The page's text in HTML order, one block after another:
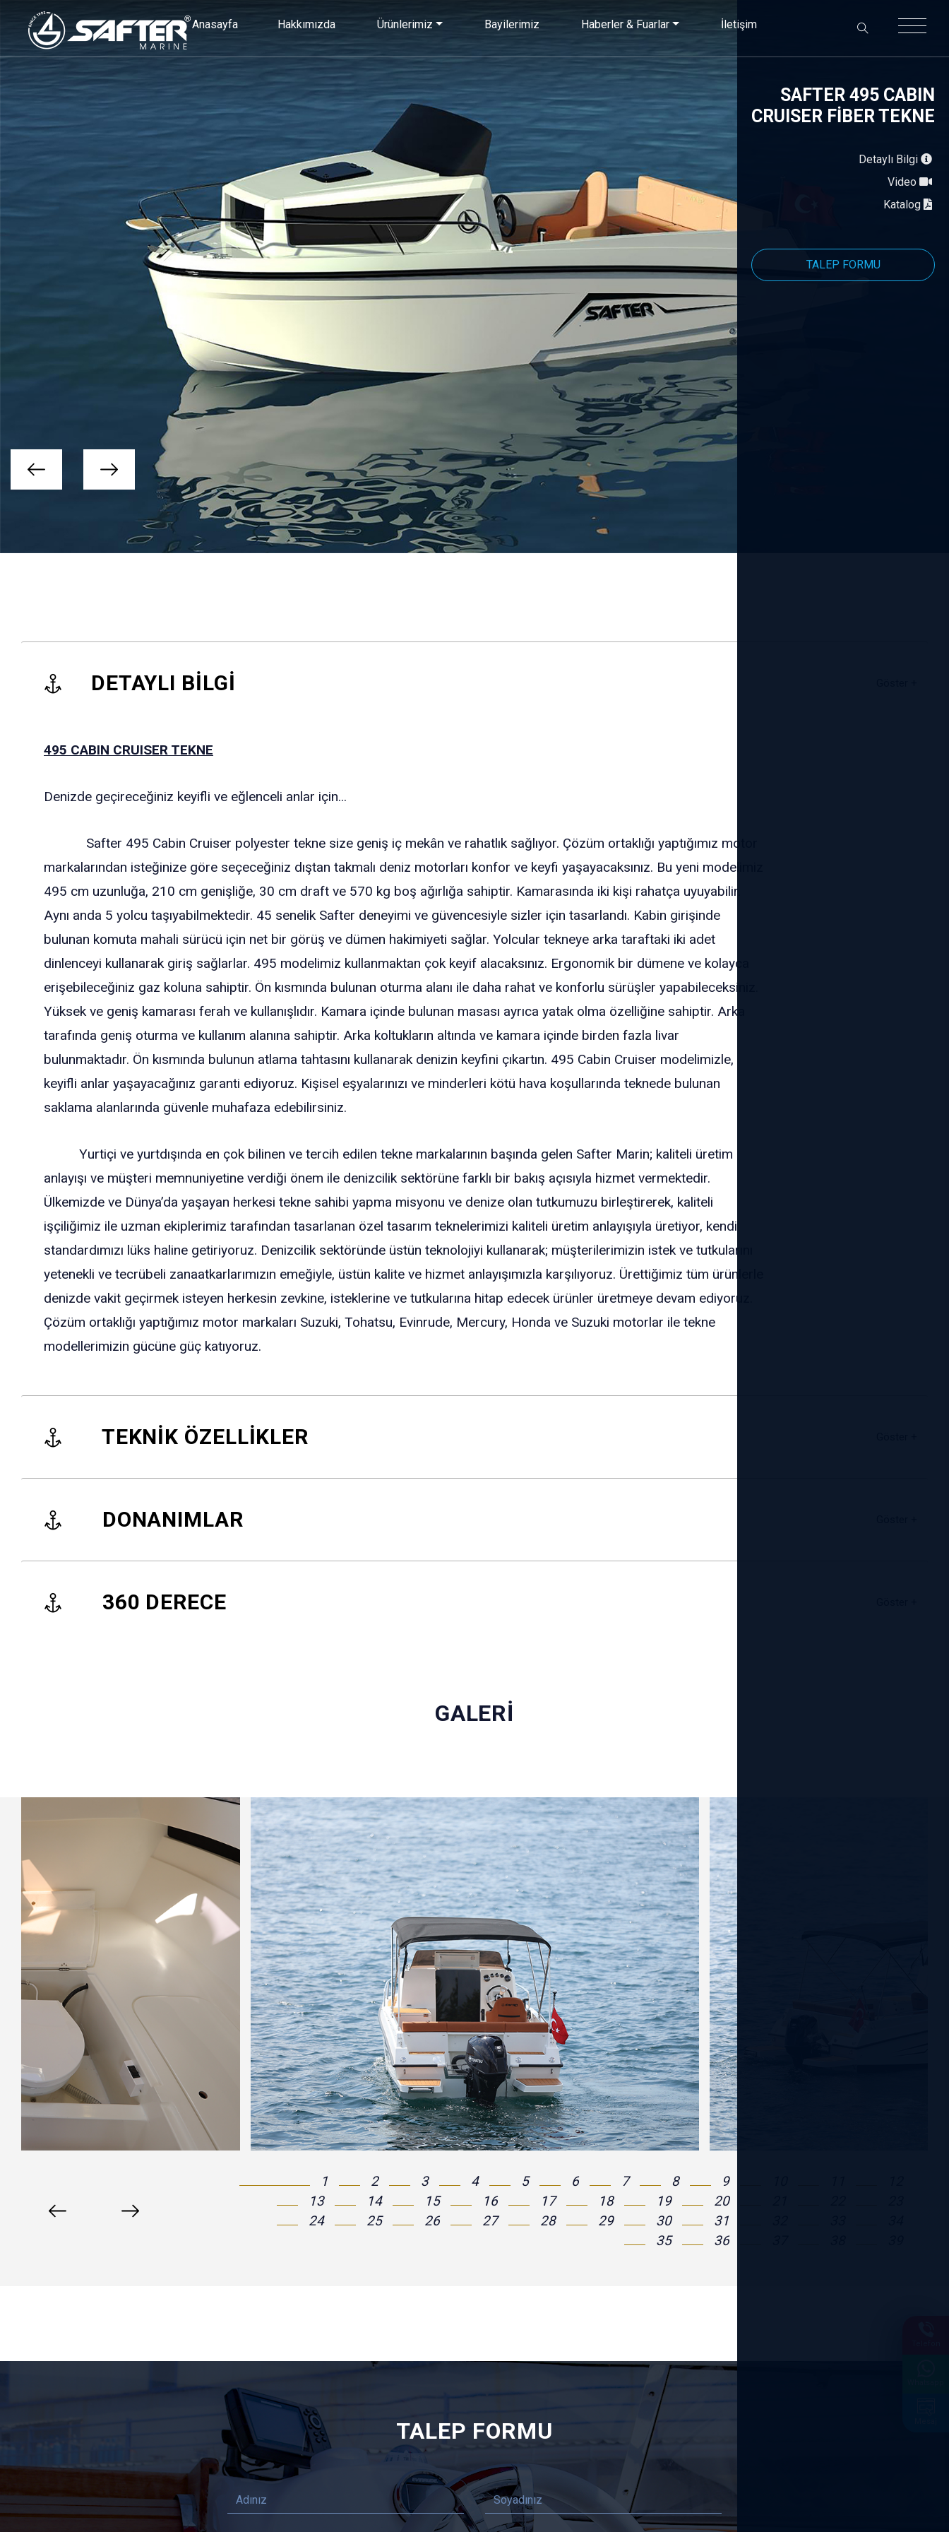
Anasayfa Hakkımızda Ürünlerimiz Bayilerimiz Haberler & Fuarlar İletişim
SAFTER 495 CABIN
CRUISER FİBER TEKNE
Detaylı Bilgi
Video
Katalog
TALEP FORMU
DETAYLI BİLGİ
495 CABIN CRUISER TEKNE
Denizde geçireceğiniz keyifli ve eğlenceli anlar için...
Safter 495 Cabin Cruiser polyester tekne size geniş iç mekân ve rahatlık sağlıyor. Çözüm ortaklığı yaptığımız motor
markalarından isteğinize göre seçeceğiniz dıştan takmalı deniz motorları konfor ve keyfi yaşayacaksınız. Bu yeni modelimiz
495 cm uzunluğa, 210 cm genişliğe, 30 cm draft ve 570 kg boş ağırlığa sahiptir. Kamarasında iki kişi rahatça uyuyabilir.
Aynı anda 5 yolcu taşıyabilmektedir. 45 senelik Safter deneyimi ve güvencesiyle sizler için tasarlandı. Kabin girişinde
bulunan komuta mahali sürücü için net bir görüş ve dümen hakimiyeti sağlar. Yolcular tekneye arka taraftaki iki adet
dinlenceyi kullanarak giriş sağlarlar. 495 modelimiz kullanmaktan çok keyif alacaksınız. Ergonomik bir dümene ve kolayca
erişebileceğiniz gaz koluna sahiptir. Ön kısmında bulunan oturma alanı ile daha rahat ve konforlu sürüşler yapabileceksiniz.
Yüksek ve geniş kamarası ferah ve kullanışlıdır. Kamara içinde bulunan masası ayrıca yatak olma özelliğine sahiptir. Arka
tarafında geniş oturma ve kullanım alanına sahiptir. Arka koltukların altında ve kamara içinde birden fazla livar
bulunmaktadır. Ön kısmında bulunun atlama tahtasını kullanarak denizin keyfini çıkartın. 495 Cabin Cruiser modelimizle,
keyifli anlar yaşayacağınız garanti ediyoruz. Kişisel eşyalarınızı ve minderleri kötü hava koşullarında teknede bulunan
saklama alanlarında güvenle muhafaza edebilirsiniz.
Yurtiçi ve yurtdışında en çok bilinen ve tercih edilen tekne markalarının başında gelen Safter Marin; kaliteli üretim
anlayışı ve müşteri memnuniyetine verdiği önem ile denizcilik sektörüne farklı bir bakış açısıyla hizmet vermektedir.
Ülkemizde ve Dünya’da yaşayan herkesi tekne sahibi yapma misyonu ve denize olan tutkumuzu birleştirerek, kaliteli
işçiliğimiz ile uzman ekiplerimiz tarafından tasarlanan özel tasarım teknelerimizi kaliteli üretim anlayışıyla üretiyor, kendi
standardımızı lüks haline getiriyoruz. Denizcilik sektöründe üstün teknolojiyi kullanarak; müşterilerimizin istek ve tutkularını
yetenekli ve tecrübeli zanaatkarlarımızın emeğiyle, üstün kalite ve hizmet anlayışımızla karşılıyoruz. Ürettiğimiz tüm ürünlerle
denizde vakit geçirmek isteyen herkesin zevkine, isteklerine ve tutkularına hitap edecek ürünler üretmeye devam ediyoruz.
Çözüm ortaklığı yaptığımız motor markaları Suzuki, Tohatsu, Evinrude, Mercury, Honda ve Suzuki motorlar ile tekne
modellerimizin gücüne güç katıyoruz.
TEKNİK ÖZELLİKLER
DONANIMLAR
360 DERECE
GALERİ
TALEP FORMU